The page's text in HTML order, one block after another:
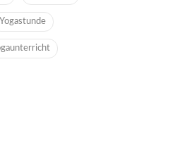
Yogastunde